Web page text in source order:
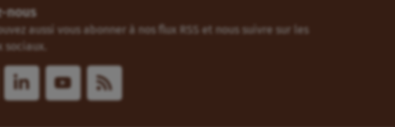
nous
aussi vous abonner à nos flux RSS et nous suivre sur les
sociaux.